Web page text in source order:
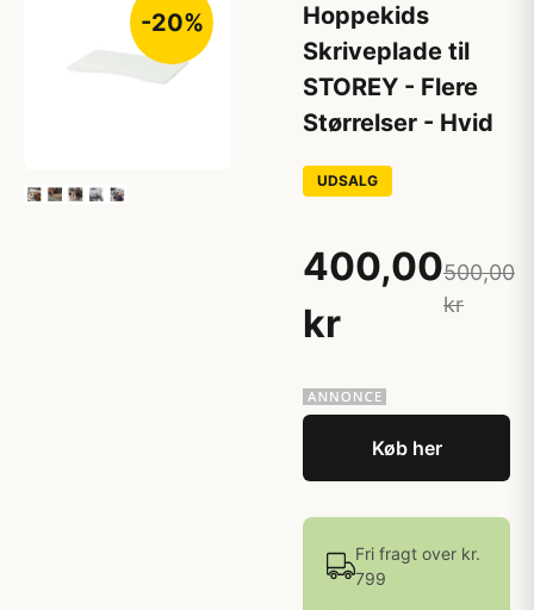
-20%
Hoppekids
Skriveplade til
STOREY - Flere
Størrelser - Hvid
UDSALG
400,00
kr
500,00
kr
Køb her
Fri fragt over kr.
799